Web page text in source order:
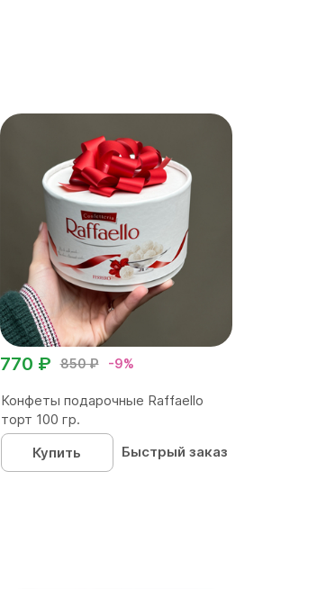
850 ₽ -9%
770 ₽
Конфеты подарочные Raffaello
торт 100 гр.
Купить
Быстрый заказ